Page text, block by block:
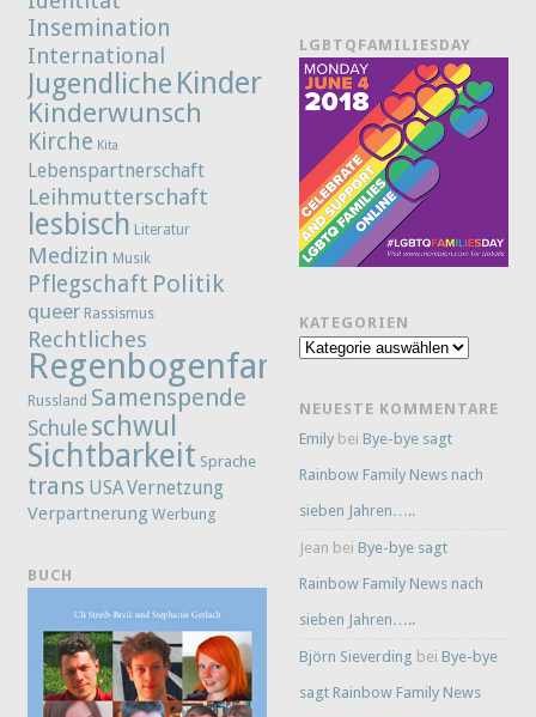
Insemination
International
Jugendliche Kinder
Kinderwunsch
Kirche Kita
Lebenspartnerschaft
Leihmutterschaft
lesbisch Literatur
Medizin Musik
Pflegschaft Politik
queer Rassismus
Rechtliches
Regenbogenfamilie
Russland Samenspende
Schule schwul
Sichtbarkeit Sprache
trans USAVernetzung
Verpartnerung Werbung
BUCH
LGBTQFAMILIESDAY
KATEGORIEN
Kategorien
NEUESTE KOMMENTARE
Emily bei Bye-bye sagt
Rainbow Family News nach
sieben Jahren…..
Jean bei Bye-bye sagt
Rainbow Family News nach
sieben Jahren…..
Björn Sieverding bei Bye-bye
sagt Rainbow Family News